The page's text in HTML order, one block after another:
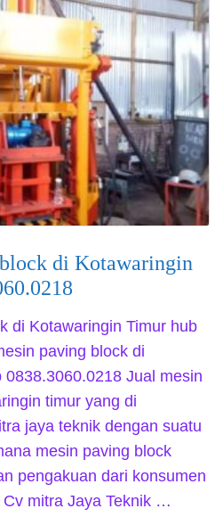
di Kotawaringin
di Kotawaringin Timur hub
paving block di
Jual mesin
timur yang di
jaya teknik dengan suatu
mesin paving block
pengakuan dari konsumen
mitra Jaya Teknik …